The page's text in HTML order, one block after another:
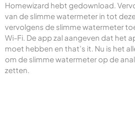
Homewizard hebt gedownload.
van de slimme watermeter in tot
vervolgens de slimme watermeter
Wi-Fi. De app zal aangeven dat het
moet hebben en that’s it. Nu is het
om de slimme watermeter op de
zetten.